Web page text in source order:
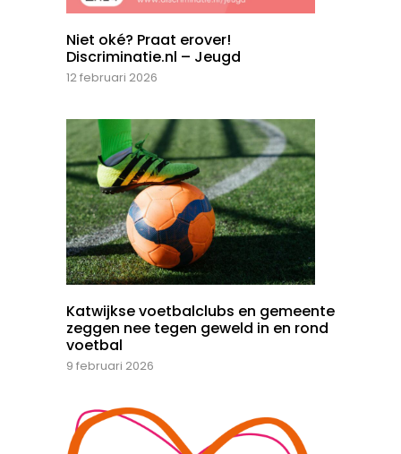
Niet oké? Praat erover!
Discriminatie.nl – Jeugd
12 februari 2026
Katwijkse voetbalclubs en gemeente
zeggen nee tegen geweld in en rond
voetbal
9 februari 2026